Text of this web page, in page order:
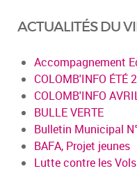
ACTUALITÉS DU
Accompagnement
COLOMB'INFO ÉTÉ
COLOMB'INFO
BULLE VERTE
Bulletin Municipal
BAFA, Projet jeunes
Lutte contre les